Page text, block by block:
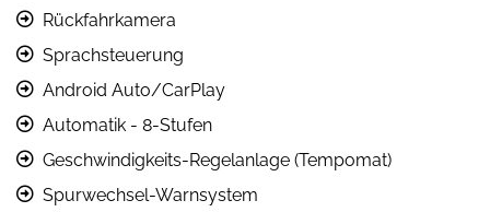
Rückfahrkamera
Sprachsteuerung
Android Auto/CarPlay
Automatik - 8-Stufen
Geschwindigkeits-Regelanlage (Tempomat)
Spurwechsel-Warnsystem